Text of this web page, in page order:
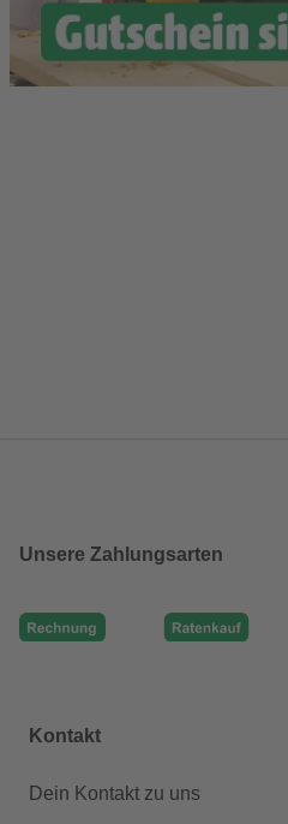
Unsere Zahlungsarten
Kontakt
Dein Kontakt zu uns